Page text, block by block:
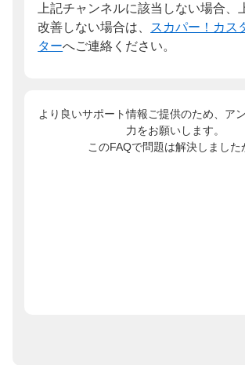
上記チャンネルに該当しない場合、
改善しない場合は、
スカパー！カス
ターへご連絡ください。
より良いサポート情報ご提供のため、ア
力をお願いします。
このFAQで問題は解決しました